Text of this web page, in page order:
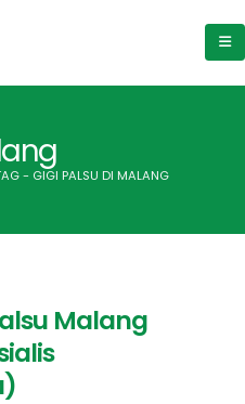
- GIGI PALSU DI MALANG
Malang